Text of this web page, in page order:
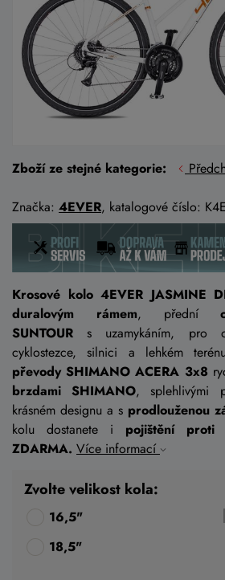
Zboží ze stejné kategorie:
Značka: 4EVER, katalogové číslo:
Krosové kolo 4EVER JASMINE
duralovým rámem, přední
SUNTOUR s uzamykáním, pro
cyklostezce, silnici a lehkém
převody SHIMANO ACERA 3x8
brzdami SHIMANO, splehlivými
krásném designu a s prodlouženou
kolu dostanete i pojištění
ZDARMA. Více informací
Zvolte velikost kola:
16,5"
18,5"